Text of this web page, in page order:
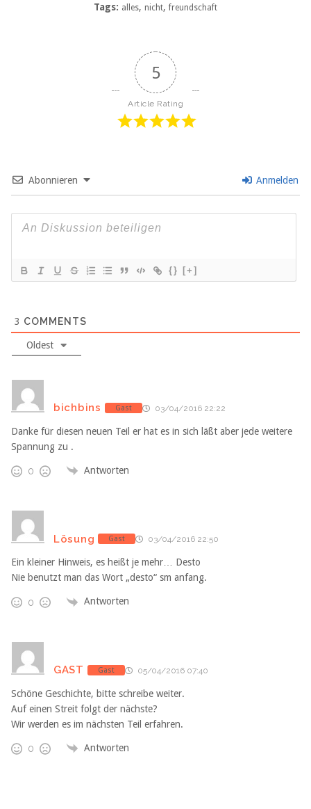
Tags: alles, nicht,freundschaft
5
Article Rating
Abonnieren Anmelden
{} [+]
3 COMMENTS
Oldest
bichbins Gast 03/04/2016 22:22
Danke für diesen neuen Teil er hat es in sich läßt aber jede weitere
Spannung zu .
0 Antworten
Lösung Gast 03/04/2016 22:50
Ein kleiner Hinweis, es heißt je mehr… Desto
Nie benutzt man das Wort „desto“ sm anfang.
0 Antworten
GAST Gast 05/04/2016 07:40
Schöne Geschichte, bitte schreibe weiter.
Auf einen Streit folgt der nächste?
Wir werden es im nächsten Teil erfahren.
0 Antworten